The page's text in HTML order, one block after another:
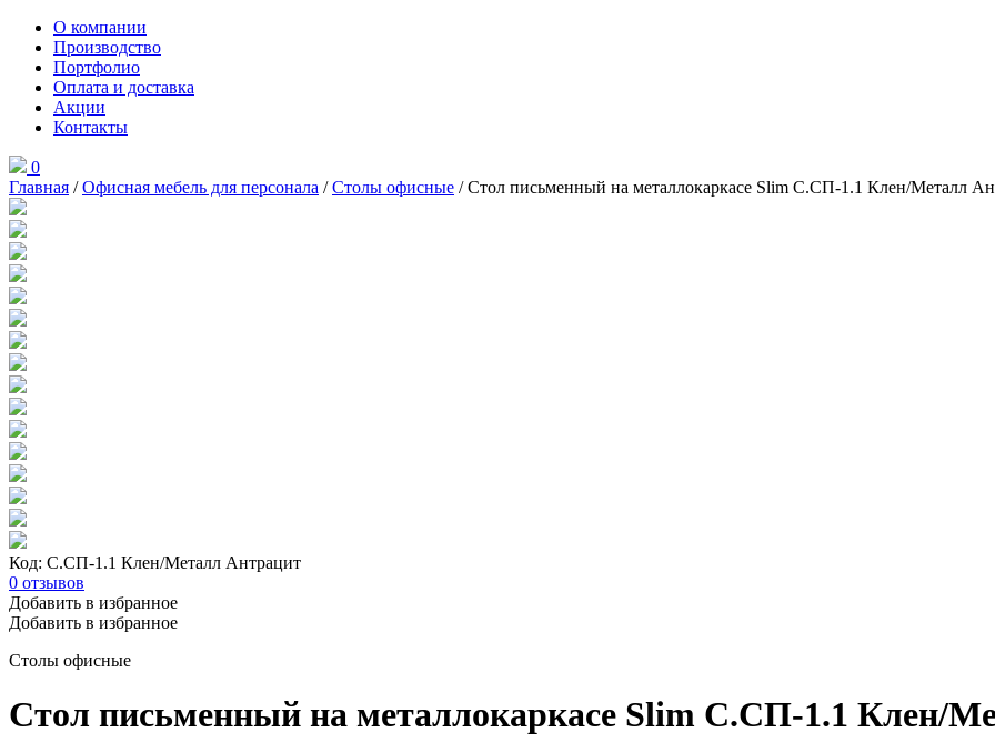
О компании
Производство
Портфолио
Оплата и доставка
Акции
Контакты
0
Главная /Офисная мебель для персонала /Столы офисные / Стол письменный на металлокаркасе Slim С.СП-1.1 Клен/Металл
Код: С.СП-1.1 Клен/Металл Антрацит
0 отзывов
Добавить в избранное
Добавить в избранное
Столы офисные
Стол письменный на металлокаркасе Slim С.СП-1.1 Клен/